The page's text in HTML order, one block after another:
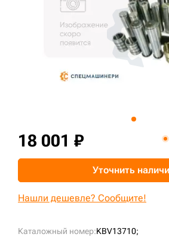
Каталожный номер:KBV13710;
18 001 ₽
Уточнить
Нашли дешевле? Сообщите!
+7 (499) 394-50-93